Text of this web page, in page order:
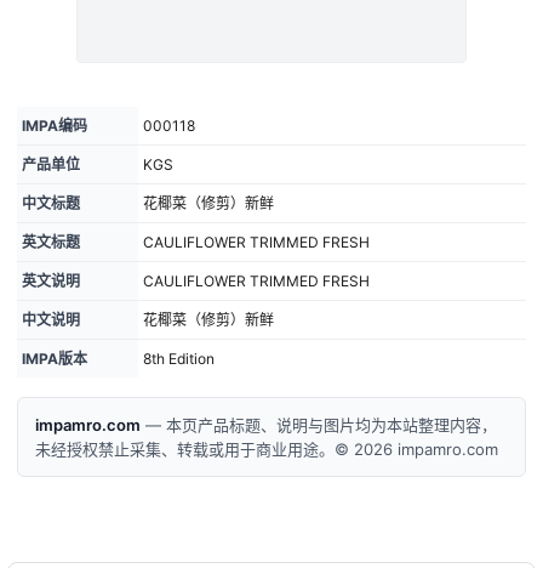
IMPA编码 000118
产品单位 KGS
中文标题 花椰菜（修剪）新鲜
英文标题 CAULIFLOWER TRIMMED FRESH
英文说明 CAULIFLOWER TRIMMED FRESH
中文说明 花椰菜（修剪）新鲜
IMPA版本 8th Edition
impamro.com — 本页产品标题、说明与图片均为本站整理内容，
未经授权禁止采集、转载或用于商业用途。© 2026 impamro.com